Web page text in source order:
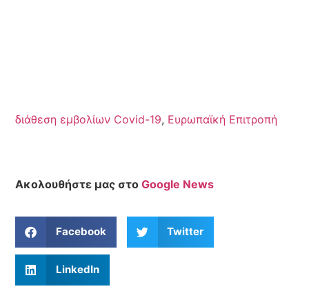
διάθεση εμβολίων Covid-19, Ευρωπαϊκή Επιτροπή
Ακολουθήστε μας στοGoogle News
Facebook Twitter
LinkedIn